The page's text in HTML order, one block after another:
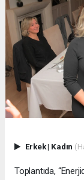
Erkek| Kadın
Toplantıda,